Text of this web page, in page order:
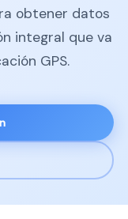
obtener datos
integral que va
GPS.